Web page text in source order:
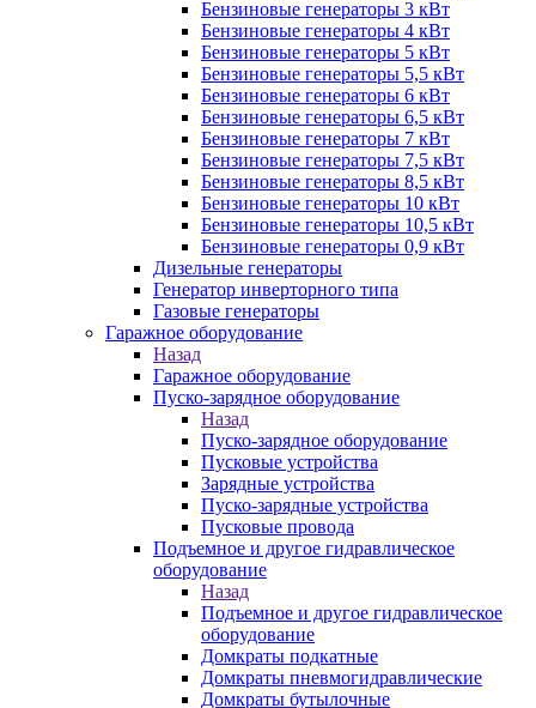
Бензиновые генераторы 3 кВт
Бензиновые генераторы 4 кВт
Бензиновые генераторы 5 кВт
Бензиновые генераторы 5,5 кВт
Бензиновые генераторы 6 кВт
Бензиновые генераторы 6,5 кВт
Бензиновые генераторы 7 кВт
Бензиновые генераторы 7,5 кВт
Бензиновые генераторы 8,5 кВт
Бензиновые генераторы 10 кВт
Бензиновые генераторы 10,5 кВт
Бензиновые генераторы 0,9 кВт
Дизельные генераторы
Генератор инверторного типа
Газовые генераторы
Гаражное оборудование
Назад
Гаражное оборудование
Пуско-зарядное оборудование
Назад
Пуско-зарядное оборудование
Пусковые устройства
Зарядные устройства
Пуско-зарядные устройства
Пусковые провода
Подъемное и другое гидравлическое
оборудование
Назад
Подъемное и другое гидравлическое
оборудование
Домкраты подкатные
Домкраты пневмогидравлические
Домкраты бутылочные